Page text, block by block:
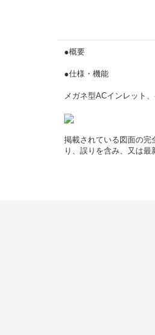
●概要
●仕様・機能
メガネ型ACインレット
掲載されている図面の完
り、誤りを含み、又は